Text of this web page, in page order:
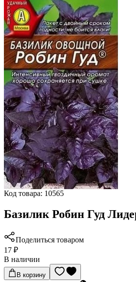
Код товара: 10565
Базилик Робин Гуд
Поделиться товаром
17 ₽
В наличии
В корзину